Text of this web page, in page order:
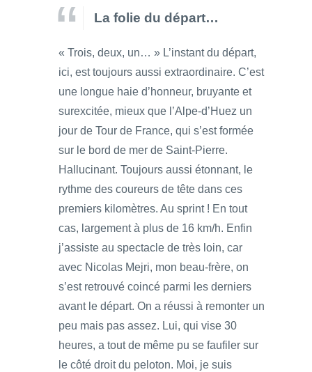
La folie du départ…
« Trois, deux, un… » L’instant du départ,
ici, est toujours aussi extraordinaire. C’est
une longue haie d’honneur, bruyante et
surexcitée, mieux que l’Alpe-d’Huez un
jour de Tour de France, qui s’est formée
sur le bord de mer de Saint-Pierre.
Hallucinant. Toujours aussi étonnant, le
rythme des coureurs de tête dans ces
premiers kilomètres. Au sprint ! En tout
cas, largement à plus de 16 km/h. Enfin
j’assiste au spectacle de très loin, car
avec Nicolas Mejri, mon beau-frère, on
s’est retrouvé coincé parmi les derniers
avant le départ. On a réussi à remonter un
peu mais pas assez. Lui, qui vise 30
heures, a tout de même pu se faufiler sur
le côté droit du peloton. Moi, je suis